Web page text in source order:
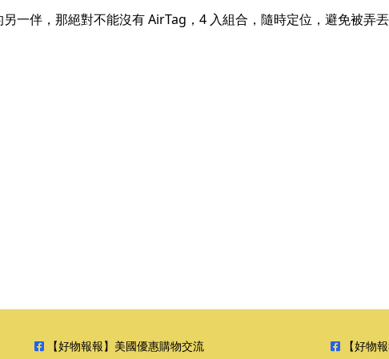
一伴，那絕對不能沒有 AirTag，4 入組合，隨時定位，避免被弄
【好物報報】美國優惠購物交流 【好物